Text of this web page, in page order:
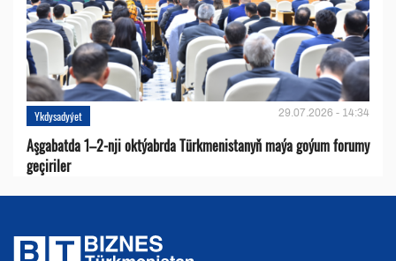
Ykdysadyýet 29.07.2026 - 14:34
Aşgabatda 1–2-nji oktýabrda Türkmenistanyň maýa goýum forumy
geçiriler